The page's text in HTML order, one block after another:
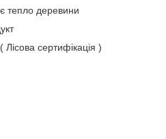
тепло деревини
сертифікація )